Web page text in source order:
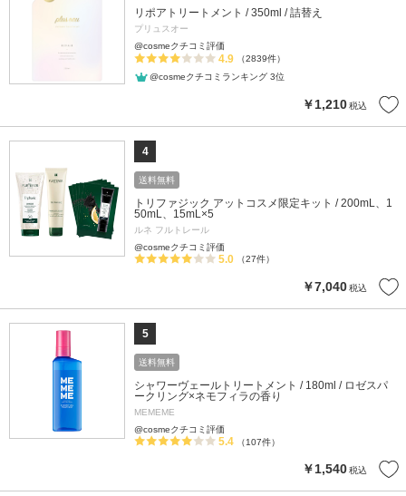
リポアトリートメント / 350ml / 詰替え
プリュスオー
@cosmeクチコミ評価
4.9
（2839件）
@cosmeクチコミランキング 3位
￥1,210税込
4
送料無料
トリファジック アットコスメ限定キット / 200mL、1
50mL、15mL×5
ルネ フルトレール
@cosmeクチコミ評価
5.0 （27件）
￥7,040税込
5
送料無料
シャワーヴェールトリートメント / 180ml / ロゼスパ
ークリング×ネモフィラの香り
MEMEME
@cosmeクチコミ評価
5.4 （107件）
￥1,540税込